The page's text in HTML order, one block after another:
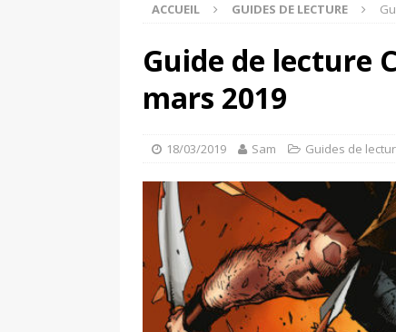
ACCUEIL GUIDES DE LECTURE
Guide de lecture
mars 2019
18/03/2019 Sam Guides de